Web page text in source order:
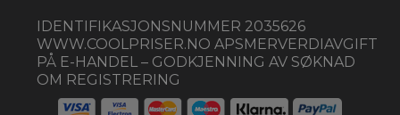
IDENTIFIKASJONSNUMMER 2035626
WWW.COOLPRISER.NO APSMERVERDIAVGIFT
PÅ E-HANDEL – GODKJENNING AV SØKNAD
OM REGISTRERING